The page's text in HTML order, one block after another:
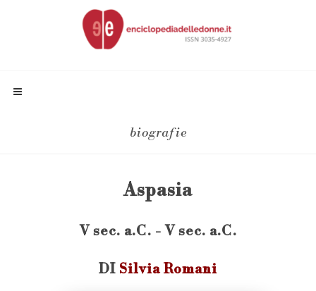
biografie
Aspasia
V sec. a.C. - V sec. a.C.
DI Silvia Romani